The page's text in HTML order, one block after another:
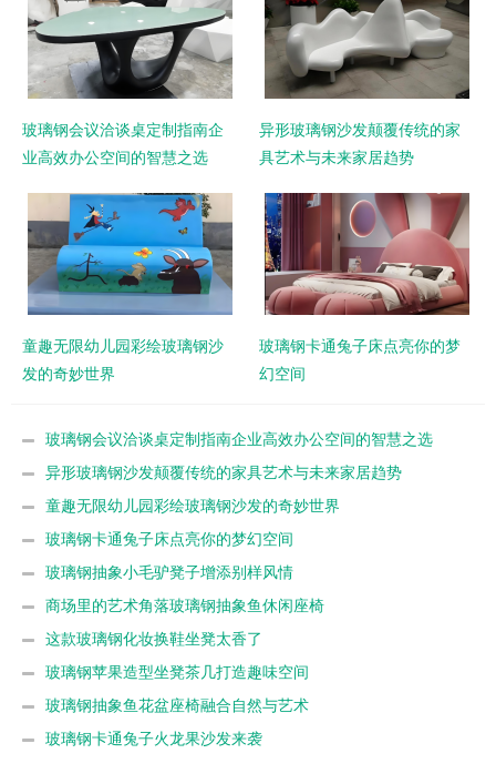
玻璃钢会议洽谈桌定制指南企
业高效办公空间的智慧之选
异形玻璃钢沙发颠覆传统的家
具艺术与未来家居趋势
童趣无限幼儿园彩绘玻璃钢沙
发的奇妙世界
玻璃钢卡通兔子床点亮你的梦
幻空间
玻璃钢会议洽谈桌定制指南企业高效办公空间的智慧之选
异形玻璃钢沙发颠覆传统的家具艺术与未来家居趋势
童趣无限幼儿园彩绘玻璃钢沙发的奇妙世界
玻璃钢卡通兔子床点亮你的梦幻空间
玻璃钢抽象小毛驴凳子增添别样风情
商场里的艺术角落玻璃钢抽象鱼休闲座椅
这款玻璃钢化妆换鞋坐凳太香了
玻璃钢苹果造型坐凳茶几打造趣味空间
玻璃钢抽象鱼花盆座椅融合自然与艺术
玻璃钢卡通兔子火龙果沙发来袭